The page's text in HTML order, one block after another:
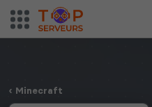
Minecraft